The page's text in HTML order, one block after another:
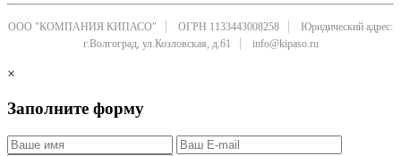
ООО "КОМПАНИЯ КИПАСО" ОГРН 1133443008258
Юридический адрес:
г.Волгоград, ул.Козловская, д.61
info@kipaso.ru
×
Заполните форму